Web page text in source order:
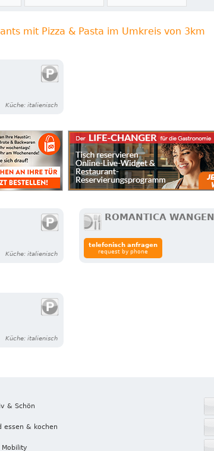
mit Pizza & Pasta im Umkreis von 3km
Küche: italienisch
Küche: italienisch
ROMANTICA WANGEN
telefonisch anfragen
request by phone
Küche: italienisch
& Schön
essen & kochen